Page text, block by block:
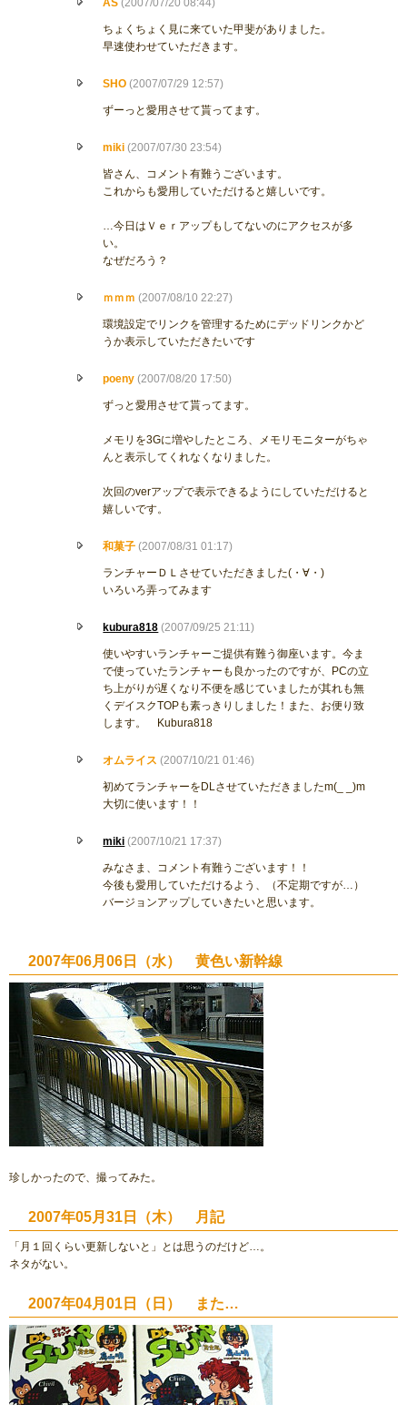
AS (2007/07/20 08:44)
ちょくちょく見に来ていた甲斐がありました。
早速使わせていただきます。
SHO (2007/07/29 12:57)
ずーっと愛用させて貰ってます。
miki (2007/07/30 23:54)
皆さん、コメント有難うございます。
これからも愛用していただけると嬉しいです。
…今日はＶｅｒアップもしてないのにアクセスが多
い。
なぜだろう？
ｍｍｍ (2007/08/10 22:27)
環境設定でリンクを管理するためにデッドリンクかど
うか表示していただきたいです
poeny (2007/08/20 17:50)
ずっと愛用させて貰ってます。
メモリを3Gに増やしたところ、メモリモニターがちゃ
んと表示してくれなくなりました。
次回のverアップで表示できるようにしていただけると
嬉しいです。
和菓子 (2007/08/31 01:17)
ランチャーＤＬさせていただきました(・∀・)
いろいろ弄ってみます
kubura818 (2007/09/25 21:11)
使いやすいランチャーご提供有難う御座います。今ま
で使っていたランチャーも良かったのですが、PCの立
ち上がりが遅くなり不便を感じていましたが其れも無
くデイスクTOPも素っきりしました！また、お便り致
します。 Kubura818
オムライス (2007/10/21 01:46)
初めてランチャーをDLさせていただきましたm(_ _)m
大切に使います！！
miki (2007/10/21 17:37)
みなさま、コメント有難うございます！！
今後も愛用していただけるよう、（不定期ですが…）
バージョンアップしていきたいと思います。
2007年06月06日（水） 黄色い新幹線
珍しかったので、撮ってみた。
2007年05月31日（木） 月記
「月１回くらい更新しないと」とは思うのだけど…。
ネタがない。
2007年04月01日（日） また…